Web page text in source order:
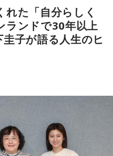
にもお名前が刻まれました。
「ようやくホッとした」とお
は諦めてはいけない」と話す
労もあります。
いていましたので、遺品に
らの借物を持っていたりし
ケースもあるんです。だか
くでは、慰霊の集いが開かれ
（アンジェリーナ1/3・
溝上たんぼ）
23:55／金曜 22:00～22:55
lock/
ゃりーぱみゅぱみゅ、株式会
展さん（ゆとりくん）
ルブランドを数多く手がけ、
年少で上場を果たしたことで
ゃりーは「いろんな人から
今回の出演を熱烈オファーし
いて実現した初対談
た「自分らしく
ランドで30年以上
子が語る人生のヒ